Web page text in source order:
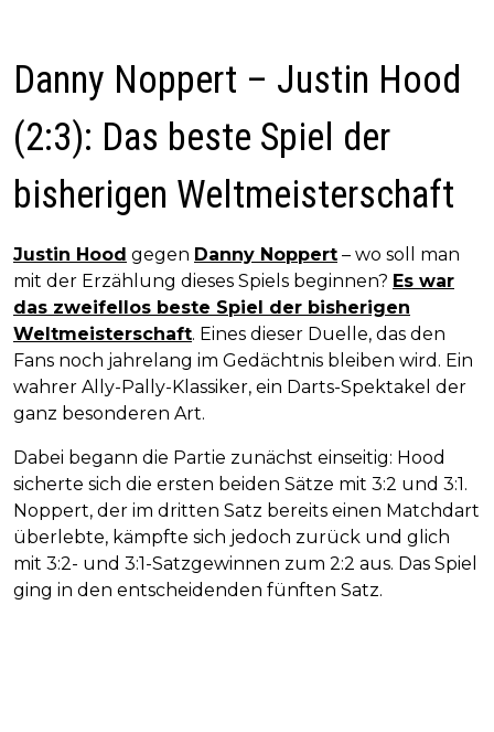
Danny Noppert – Justin Hood
(2:3): Das beste Spiel der
bisherigen Weltmeisterschaft
Justin Hood gegen Danny Noppert – wo soll man
mit der Erzählung dieses Spiels beginnen? Es war
das zweifellos beste Spiel der bisherigen
Weltmeisterschaft. Eines dieser Duelle, das den
Fans noch jahrelang im Gedächtnis bleiben wird. Ein
wahrer Ally-Pally-Klassiker, ein Darts-Spektakel der
ganz besonderen Art.
Dabei begann die Partie zunächst einseitig: Hood
sicherte sich die ersten beiden Sätze mit 3:2 und 3:1.
Noppert, der im dritten Satz bereits einen Matchdart
überlebte, kämpfte sich jedoch zurück und glich
mit 3:2- und 3:1-Satzgewinnen zum 2:2 aus. Das Spiel
ging in den entscheidenden fünften Satz.